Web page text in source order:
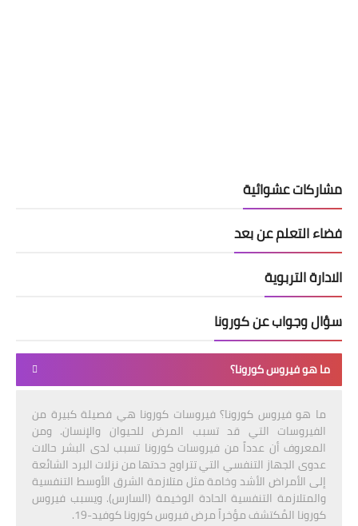
مشاركات عشوائية
فضاء التعلم عن بعد
الادارة التربوية
سؤال وجواب عن كورونا
ما هو فيروس كورونا؟
ما هو فيروس كورونا؟ فيروسات كورونا هي فصيلة كبيرة من
الفيروسات التي قد تسبب المرض للحيوان والإنسان. ومن
المعروف أن عدداً من فيروسات كورونا تسبب لدى البشر حالات
عدوى الجهاز التنفسي التي تتراوح حدتها من نزلات البرد الشائعة
إلى الأمراض الأشد وخامة مثل متلازمة الشرق الأوسط التنفسية
والمتلازمة التنفسية الحادة الوخيمة (السارس). ويسبب فيروس
كورونا المُكتشف مؤخراً مرض فيروس كورونا كوفيد-19.